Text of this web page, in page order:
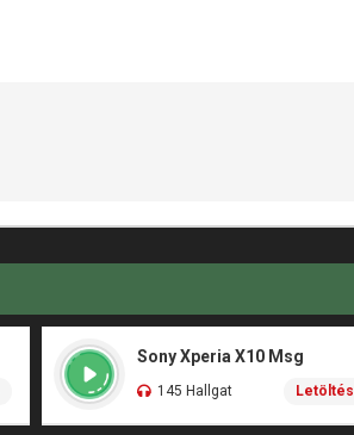
Sony Xperia X10 Msg
145 Hallgat Letöltés